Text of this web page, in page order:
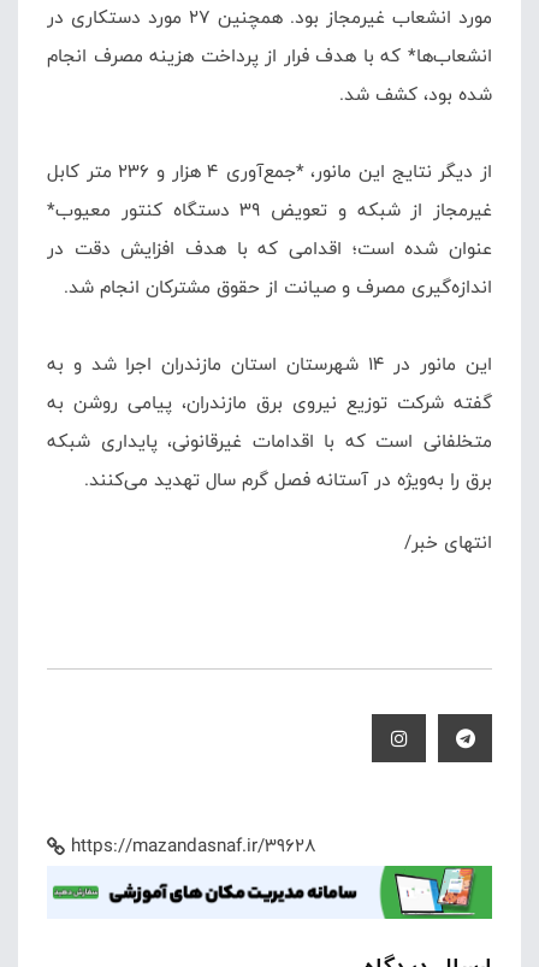
مورد انشعاب غیرمجاز بود. همچنین ۲۷ مورد دستکاری در
انشعاب‌ها* که با هدف فرار از پرداخت هزینه مصرف انجام
شده بود، کشف شد.
از دیگر نتایج این مانور، *جمع‌آوری ۴ هزار و ۲۳۶ متر کابل
غیرمجاز از شبکه و تعویض ۳۹ دستگاه کنتور معیوب*
عنوان شده است؛ اقدامی که با هدف افزایش دقت در
اندازه‌گیری مصرف و صیانت از حقوق مشترکان انجام شد.
این مانور در ۱۴ شهرستان استان مازندران اجرا شد و به
گفته شرکت توزیع نیروی برق مازندران، پیامی روشن به
متخلفانی است که با اقدامات غیرقانونی، پایداری شبکه
برق را به‌ویژه در آستانه فصل گرم سال تهدید می‌کنند.
انتهای خبر/
https://mazandasnaf.ir/39628